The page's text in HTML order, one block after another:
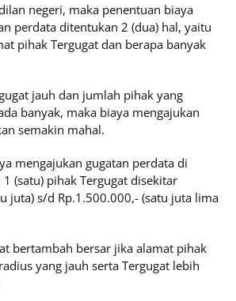
negeri, maka penentuan biaya
perdata ditentukan 2 (dua) hal, yaitu
pihak Tergugat dan berapa banyak
jauh dan jumlah pihak yang
banyak, maka biaya mengajukan
semakin mahal.
mengajukan gugatan perdata di
(satu) pihak Tergugat disekitar
juta) s/d Rp.1.500.000,- (satu juta lima
bertambah bersar jika alamat pihak
yang jauh serta Tergugat lebih